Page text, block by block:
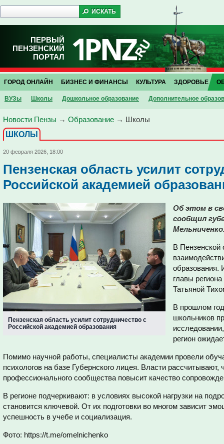
ПЕРВЫЙ
ПЕНЗЕНСКИЙ
ПОРТАЛ
ГОРОД ОНЛАЙН БИЗНЕС И ФИНАНСЫ КУЛЬТУРА ЗДОРОВЬЕ
ВУЗы Школы Дошкольное образование Дополнительное
Новости Пензы → Образование → Школы
ШКОЛЫ
20 февраля 2026, 18:00
Пензенская область усилит
Российской академией
Пензенская область усилит сотрудничество с
Российской академией образования
Об этом в
сообщил
В Пензенской
образования.
главы
Татьяной
В прошлом
школьников
регион
Помимо научной работы, специалисты академии провели
психологов на базе Губернского лицея. Власти рассчитывают,
профессионального сообщества повысит качество
В регионе подчеркивают: в условиях высокой нагрузки на
становится ключевой. От их подготовки во многом зависит
успешность в учебе и социализация.
Фото: https://t.me/omelnichenko